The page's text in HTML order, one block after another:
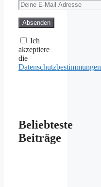
Ich
akzeptiere
die
Datenschutzbestimmungen
Beliebteste
Beiträge